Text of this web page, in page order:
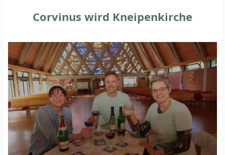
Corvinus wird Kneipenkirche